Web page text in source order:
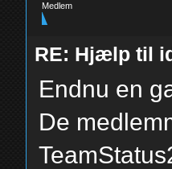
Medlem
RE: Hjælp til
Endnu en
De